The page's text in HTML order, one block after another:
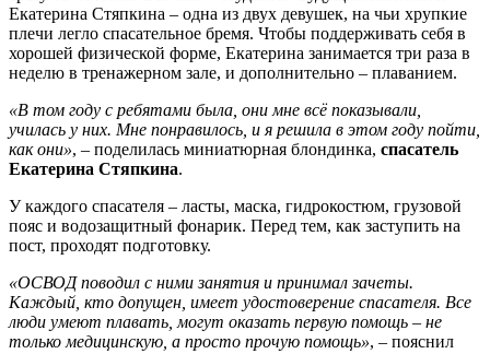
Екатерина Стяпкина – одна из двух девушек, на чьи хрупкие
плечи легло спасательное бремя. Чтобы поддерживать себя в
хорошей физической форме, Екатерина занимается три раза в
неделю в тренажерном зале, и дополнительно – плаванием.
«В том году с ребятами была, они мне всё показывали,
училась у них. Мне понравилось, и я решила в этом году пойти,
как они», – поделилась миниатюрная блондинка, спасатель
Екатерина Стяпкина.
У каждого спасателя – ласты, маска, гидрокостюм, грузовой
пояс и водозащитный фонарик. Перед тем, как заступить на
пост, проходят подготовку.
«ОСВОД поводил с ними занятия и принимал зачеты.
Каждый, кто допущен, имеет удостоверение спасателя. Все
люди умеют плавать, могут оказать первую помощь – не
только медицинскую, а просто прочую помощь», – пояснил